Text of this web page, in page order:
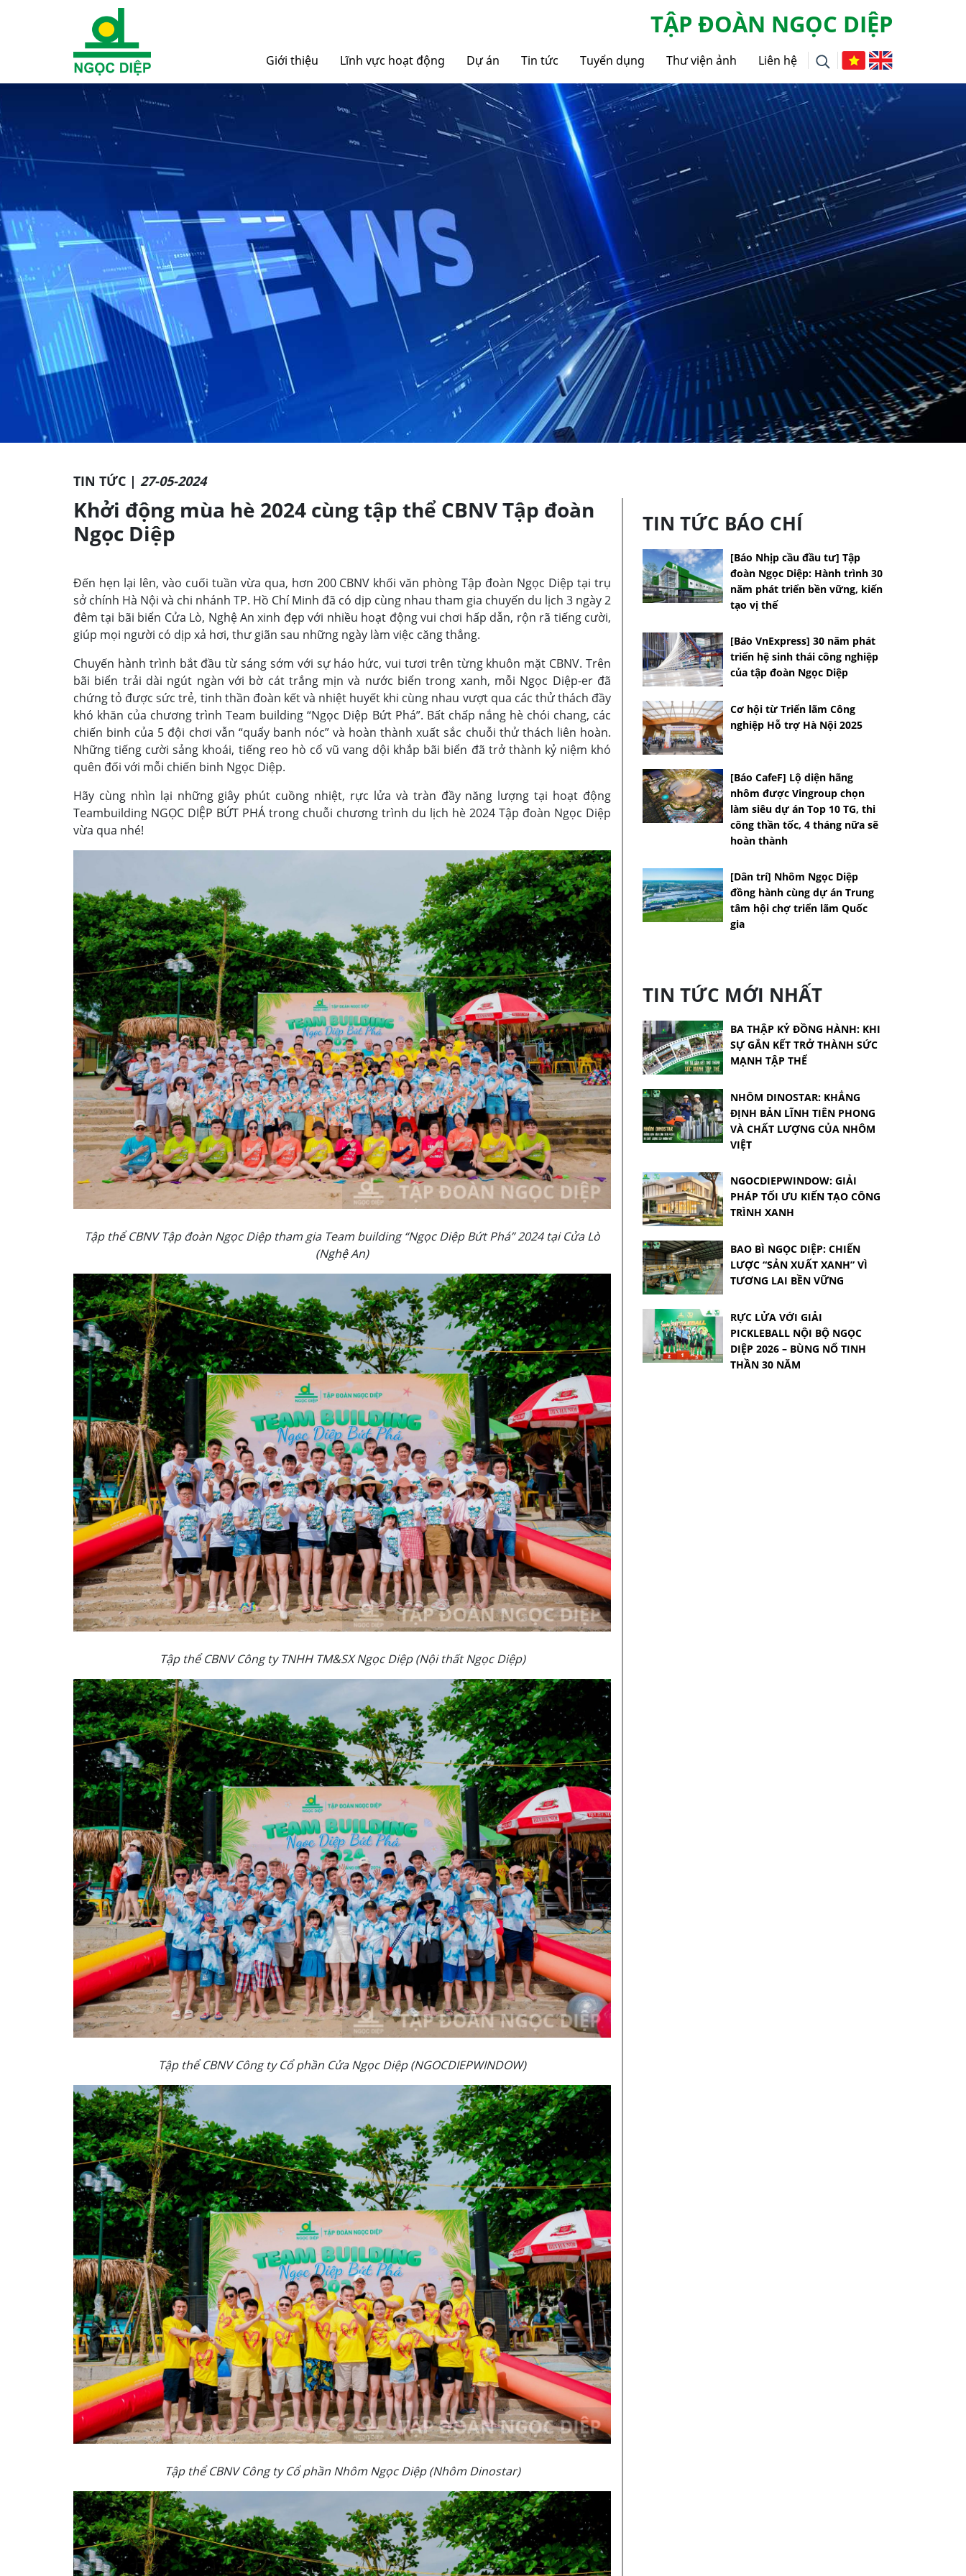
TẬP ĐOÀN NGỌC DIỆP
Giới thiệu Lĩnh vực hoạt động
Nội thất Ngọc Diệp
Bao bì Ngọc Diệp
NGOCDIEPWINDOW
Dự án Tin tức
Tin tức Tập đoàn
Báo chí nói về chúng tôi
Tuyển dụng Thư viện ảnh Liên hệ
TIN TỨC | 27-05-2024
Khởi động mùa hè 2024 cùng tập thể CBNV Tập đoàn
Ngọc Diệp
Đến hẹn lại lên, vào cuối tuần vừa qua, hơn 200 CBNV khối văn phòng Tập đoàn Ngọc Diệp tại trụ
sở chính Hà Nội và chi nhánh TP. Hồ Chí Minh đã có dịp cùng nhau tham gia chuyến du lịch 3 ngày 2
đêm tại bãi biển Cửa Lò, Nghệ An xinh đẹp với nhiều hoạt động vui chơi hấp dẫn, rộn rã tiếng cười,
giúp mọi người có dịp xả hơi, thư giãn sau những ngày làm việc căng thẳng.
Chuyến hành trình bắt đầu từ sáng sớm với sự háo hức, vui tươi trên từng khuôn mặt CBNV. Trên
bãi biển trải dài ngút ngàn với bờ cát trắng mịn và nước biển trong xanh, mỗi Ngọc Diệp-er đã
chứng tỏ được sức trẻ, tinh thần đoàn kết và nhiệt huyết khi cùng nhau vượt qua các thử thách đầy
khó khăn của chương trình Team building “Ngọc Diệp Bứt Phá”. Bất chấp nắng hè chói chang, các
chiến binh của 5 đội chơi vẫn “quẩy banh nóc” và hoàn thành xuất sắc chuỗi thử thách liên hoàn.
Những tiếng cười sảng khoái, tiếng reo hò cổ vũ vang dội khắp bãi biển đã trở thành kỷ niệm khó
quên đối với mỗi chiến binh Ngọc Diệp.
Hãy cùng nhìn lại những giây phút cuồng nhiệt, rực lửa và tràn đầy năng lượng tại hoạt động
Teambuilding NGỌC DIỆP BỨT PHÁ trong chuỗi chương trình du lịch hè 2024 Tập đoàn Ngọc Diệp
vừa qua nhé!
Tập thể CBNV Tập đoàn Ngọc Diệp tham gia Team building “Ngọc Diệp Bứt Phá” 2024 tại Cửa Lò
(Nghệ An)
Tập thể CBNV Công ty TNHH TM&SX Ngọc Diệp (Nội thất Ngọc Diệp)
Tập thể CBNV Công ty Cổ phần Cửa Ngọc Diệp (NGOCDIEPWINDOW)
Tập thể CBNV Công ty Cổ phần Nhôm Ngọc Diệp (Nhôm Dinostar)
TIN TỨC BÁO CHÍ
[Báo Nhịp cầu đầu tư] Tập
đoàn Ngọc Diệp: Hành trình 30
năm phát triển bền vững, kiến
tạo vị thế
[Báo VnExpress] 30 năm phát
triển hệ sinh thái công nghiệp
của tập đoàn Ngọc Diệp
Cơ hội từ Triển lãm Công
nghiệp Hỗ trợ Hà Nội 2025
[Báo CafeF] Lộ diện hãng
nhôm được Vingroup chọn
làm siêu dự án Top 10 TG, thi
công thần tốc, 4 tháng nữa sẽ
hoàn thành
[Dân trí] Nhôm Ngọc Diệp
đồng hành cùng dự án Trung
tâm hội chợ triển lãm Quốc
gia
TIN TỨC MỚI NHẤT
BA THẬP KỶ ĐỒNG HÀNH: KHI
SỰ GẮN KẾT TRỞ THÀNH SỨC
MẠNH TẬP THỂ
NHÔM DINOSTAR: KHẲNG
ĐỊNH BẢN LĨNH TIÊN PHONG
VÀ CHẤT LƯỢNG CỦA NHÔM
VIỆT
NGOCDIEPWINDOW: GIẢI
PHÁP TỐI ƯU KIẾN TẠO CÔNG
TRÌNH XANH
BAO BÌ NGỌC DIỆP: CHIẾN
LƯỢC “SẢN XUẤT XANH” VÌ
TƯƠNG LAI BỀN VỮNG
RỰC LỬA VỚI GIẢI
PICKLEBALL NỘI BỘ NGỌC
DIỆP 2026 – BÙNG NỔ TINH
THẦN 30 NĂM